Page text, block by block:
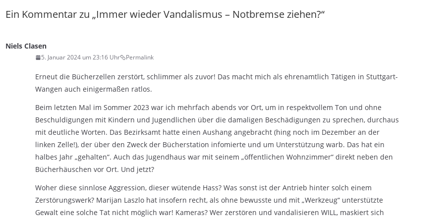
Ein Kommentar zu „Immer wieder Vandalismus – Notbremse ziehen?“
Niels Clasen
5. Januar 2024 um 23:16 Uhr Permalink
Erneut die Bücherzellen zerstört, schlimmer als zuvor! Das macht mich als ehrenamtlich Tätigen in Stuttgart-
Wangen auch einigermaßen ratlos.
Beim letzten Mal im Sommer 2023 war ich mehrfach abends vor Ort, um in respektvollem Ton und ohne
Beschuldigungen mit Kindern und Jugendlichen über die damaligen Beschädigungen zu sprechen, durchaus
mit deutliche Worten. Das Bezirksamt hatte einen Aushang angebracht (hing noch im Dezember an der
linken Zelle!), der über den Zweck der Bücherstation infomierte und um Unterstützung warb. Das hat ein
halbes Jahr „gehalten“. Auch das Jugendhaus war mit seinem „öffentlichen Wohnzimmer“ direkt neben den
Bücherhäuschen vor Ort. Und jetzt?
Woher diese sinnlose Aggression, dieser wütende Hass? Was sonst ist der Antrieb hinter solch einem
Zerstörungswerk? Marijan Laszlo hat insofern recht, als ohne bewusste und mit „Werkzeug“ unterstützte
Gewalt eine solche Tat nicht möglich war! Kameras? Wer zerstören und vandalisieren WILL, maskiert sich